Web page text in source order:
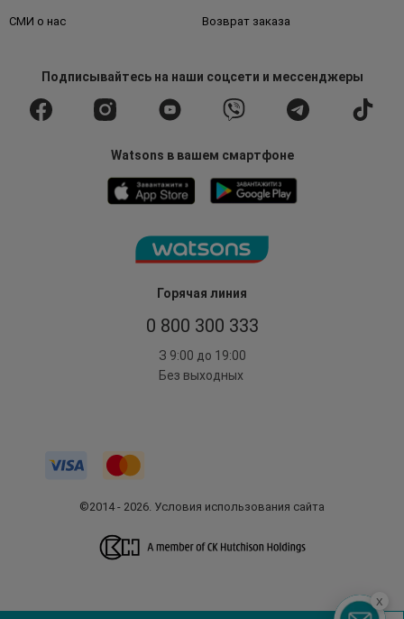
Горячая линия
0 800 300 333
З 9:00 до 19:00
Без выходных
СМИ о нас Возврат заказа
Подписывайтесьна наши соцсети и мессенджеры
Watsons в вашем смартфоне
©2014 - 2026. Условия использования сайта
x